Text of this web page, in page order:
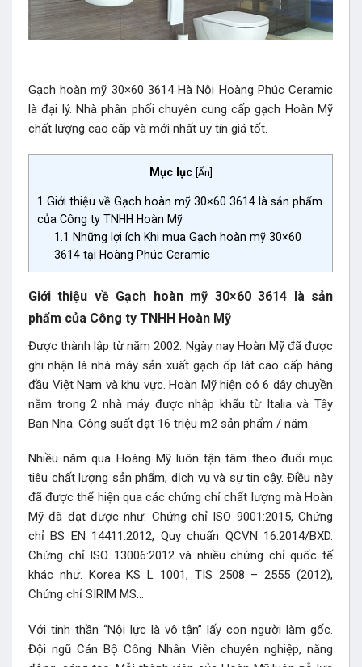
Gạch hoàn mỹ 30×60 3614 Hà Nội Hoàng Phúc Ceramic
là đại lý. Nhà phân phối chuyên cung cấp gạch Hoàn Mỹ
chất lượng cao cấp và mới nhất uy tín giá tốt.
Mục lục Ẩn
1 Giới thiệu về Gạch hoàn mỹ 30×60 3614 là sản phẩm
của Công ty TNHH Hoàn Mỹ
1.1 Những lợi ích Khi mua Gạch hoàn mỹ 30×60
3614 tại Hoàng Phúc Ceramic
Giới thiệu về Gạch hoàn mỹ 30×60 3614 là sản
phẩm của Công ty TNHH Hoàn Mỹ
Được thành lập từ năm 2002. Ngày nay Hoàn Mỹ đã được
ghi nhận là nhà máy sản xuất gạch ốp lát cao cấp hàng
đầu Việt Nam và khu vực. Hoàn Mỹ hiện có 6 dây chuyền
nằm trong 2 nhà máy được nhập khẩu từ Italia và Tây
Ban Nha. Công suất đạt 16 triệu m2 sản phẩm / năm.
Nhiều năm qua Hoàng Mỹ luôn tận tâm theo đuổi mục
tiêu chất lượng sản phẩm, dịch vụ và sự tin cậy. Điều này
đã được thể hiện qua các chứng chỉ chất lượng mà Hoàn
Mỹ đã đạt được như. Chứng chỉ ISO 9001:2015, Chứng
chỉ BS EN 14411:2012, Quy chuẩn QCVN 16:2014/BXD.
Chứng chỉ ISO 13006:2012 và nhiều chứng chỉ quốc tế
khác như. Korea KS L 1001, TIS 2508 – 2555 (2012),
Chứng chỉ SIRIM MS…
Với tinh thần “Nội lực là vô tận” lấy con người làm gốc.
Đội ngũ Cán Bộ Công Nhân Viên chuyên nghiệp, năng